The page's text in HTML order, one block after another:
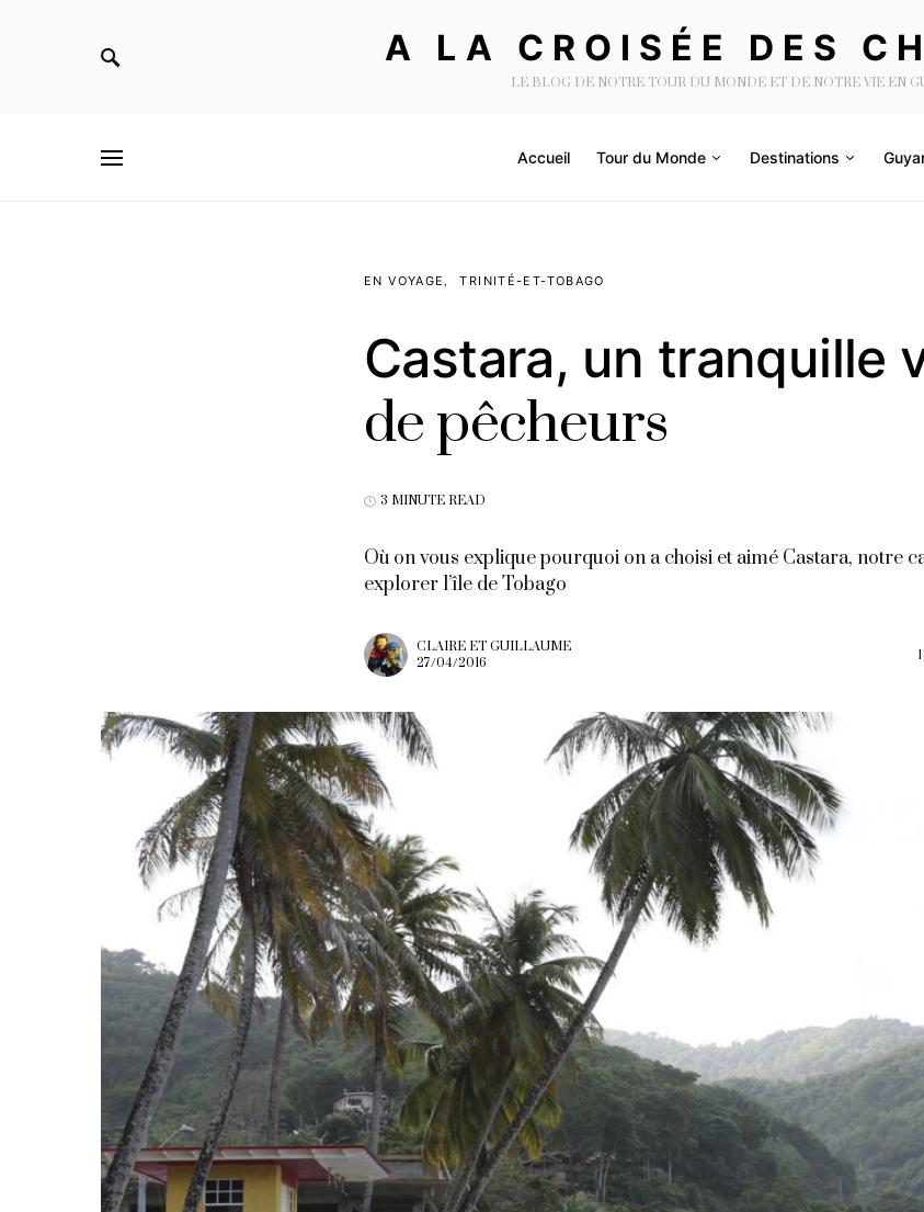
A LA CROISÉE DES
LE BLOG DE NOTRE TOUR DU MONDE ET DE NOTRE VIE EN
Accueil Tour du Monde Destinations
EN VOYAGE TRINITÉ-ET-TOBAGO
Castara, un tranquille
de pêcheurs
3 MINUTE READ
Où on vous explique pourquoi on a choisi et aimé Castara, notre
explorer l’île de Tobago
CLAIRE ET GUILLAUME
27/04/2016